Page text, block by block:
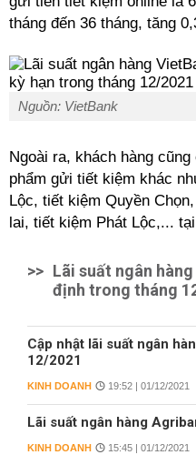
tháng đến 36 tháng, tăng
Nguồn: VietBank
Ngoài ra, khách hàng
phẩm gửi tiết kiệm khác
Lộc, tiết kiệm Quyền
lai, tiết kiệm Phát Lộc,...
>> Lãi suất ngân hàng
định trong tháng
Cập nhật lãi suất ngân
12/2021
KINH DOANH 19:52 | 01/12/2021
Lãi suất ngân hàng
KINH DOANH 15:45 | 01/12/2021